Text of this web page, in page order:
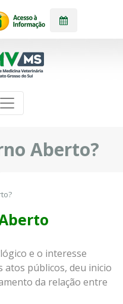
Aberto?
e o interesse
públicos, deu inicio
da relação entre